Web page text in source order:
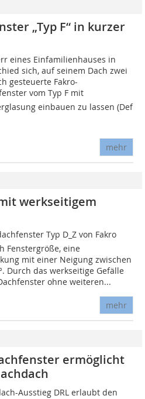
„Typ F“ in kurzer
eines Einfamilienhauses in
sich, auf seinem Dach zwei
gesteuerte Fakro-
vom Typ F mit
einbauen zu lassen (Def
mehr
werkseitigem
Typ D_Z von Fakro
Fenstergröße, eine
mit einer Neigung zwischen
Durch das werkseitige Gefälle
ohne weiteren...
mehr
ermöglicht
Ausstieg DRL erlaubt den